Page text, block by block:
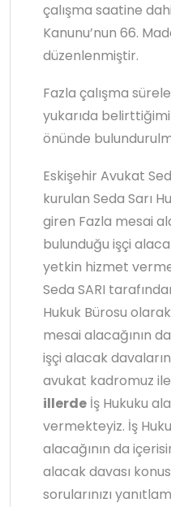
çalışma saatine
Kanunu’nun 66.
düzenlenmiştir.
Fazla çalışma
yukarıda
önünde
Eskişehir Avukat
kurulan Seda Sarı
giren Fazla mesai
bulunduğu işçi
yetkin hizmet
Seda SARI
Hukuk Bürosu
mesai alacağının
işçi alacak
avukat kadromuz ile
illerde İş Hukuku
vermekteyiz. İş
alacağının da
alacak davası
sorularınızı